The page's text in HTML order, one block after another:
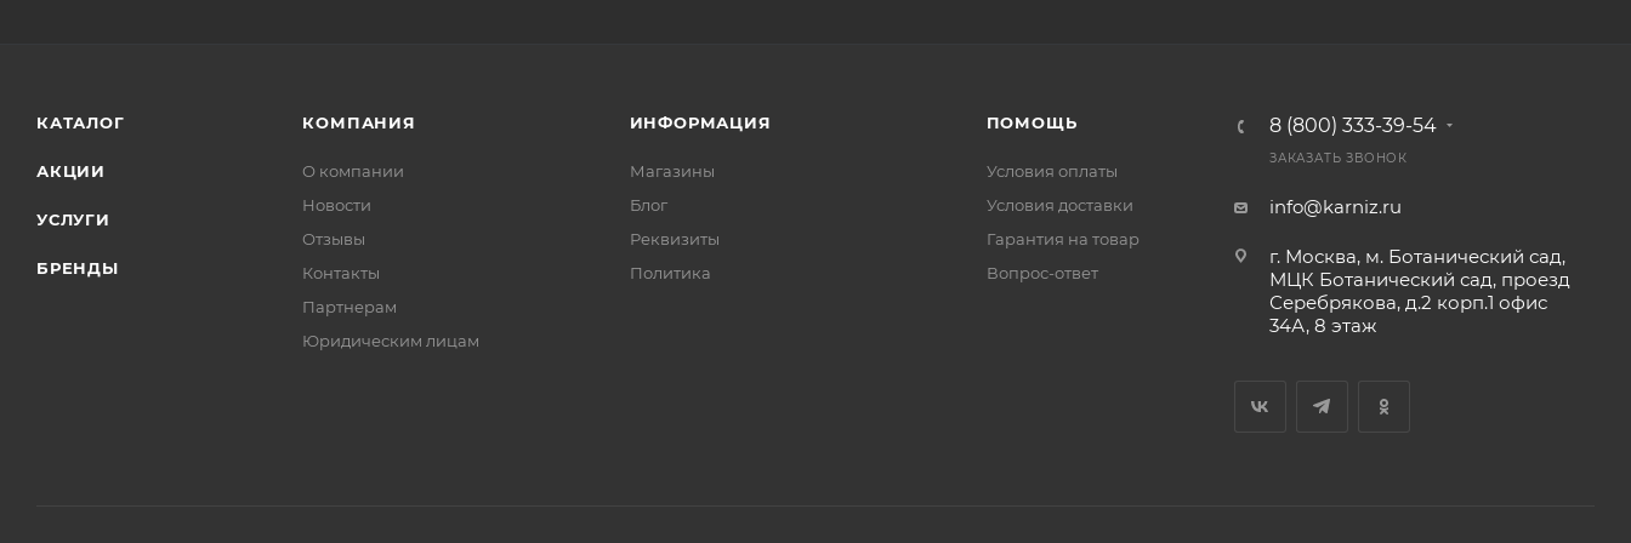
КАТАЛОГ
АКЦИИ
УСЛУГИ
БРЕНДЫ
КОМПАНИЯ
О компании
Новости
Отзывы
Контакты
Партнерам
Юридическим лицам
ИНФОРМАЦИЯ
Магазины
Блог
Реквизиты
Политика
ПОМОЩЬ
Условия оплаты
Условия доставки
Гарантия на товар
Вопрос-ответ
8 (800) 333-39-54
ЗАКАЗАТЬ ЗВОНОК
info@karniz.ru
г. Москва, м. Ботанический сад,
МЦК Ботанический сад, проезд
Серебрякова, д.2 корп.1 офис
34А, 8 этаж